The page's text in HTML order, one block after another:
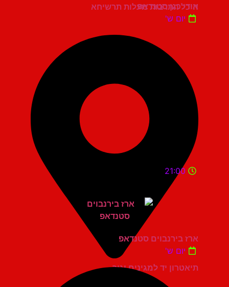
היכל התרבות מעלות תרשיחא
אודי כגן סטנדאפ
יום ש'
תיאטרון יד למגינים יגור
21:00
ארז בירנבוים סטנדאפ
יום ש'